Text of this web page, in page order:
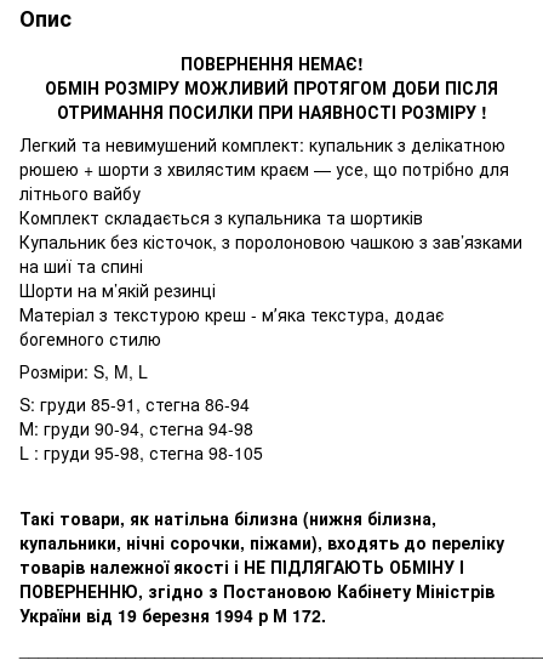
Опис
ПОВЕРНЕННЯ НЕМАЄ!
ОБМІН РОЗМІРУ МОЖЛИВИЙ ПРОТЯГОМ ДОБИ ПІСЛЯ
ОТРИМАННЯ ПОСИЛКИ ПРИ НАЯВНОСТІ РОЗМІРУ !
Легкий та невимушений комплект: купальник з делікатною
рюшею + шорти з хвилястим краєм — усе, що потрібно для
літнього вайбу
Комплект складається з купальника та шортиків
Купальник без кісточок, з поролоновою чашкою з зав’язками
на шиї та спині
Шорти на м’якій резинці
Матеріал з текстурою креш - мʼяка текстура, додає
богемного стилю
Розміри: S, M, L
S: груди 85-91, стегна 86-94
М: груди 90-94, стегна 94-98
L : груди 95-98, стегна 98-105
Такі товари, як натільна білизна (нижня білизна,
купальники, нічні сорочки, піжами), входять до переліку
товарів належної якості і НЕ ПІДЛЯГАЮТЬ ОБМІНУ І
ПОВЕРНЕННЮ, згідно з Постановою Кабінету Міністрів
України від 19 березня 1994 р М 172.